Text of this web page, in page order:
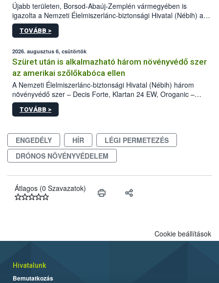
Újabb területen, Borsod-Abaúj-Zemplén vármegyében is
igazolta a Nemzeti Élelmiszerlánc-biztonsági Hivatal (Nébih) a
kőrisrontó karcsúdíszbogár (Agrilus planipennis) jelenlétét. A
kártevőt nem csak színcsapdában találták meg, de már fertőzött
az intenzív felderítést, emellett az intézkedéseket a szlovák
hatósággal is összehangolják a terjedés megállítása érdekében.
TOVÁBB >
2026. augusztus 6, csütörtök
Szüret után is alkalmazható három növényvédő szer
az amerikai szőlőkabóca ellen
A Nemzeti Élelmiszerlánc-biztonsági Hivatal (Nébih) három
növényvédő szer – Decis Forte, Klartan 24 EW, Oroganic –
engedélyokiratát módosította, így azok a szüretet követően,
egészen a vesszőérettség (BBCH 91) stádiumáig
érésű szőlőkben is legyen lehetőség a károsító elleni további
védekezésre. Az Oroganic készítmény kis kiszerelésben kiskerti
felhasználók számára is elérhető és ökológiai termesztésben is
engedélyezett.
TOVÁBB >
ENGEDÉLY HÍR
LÉGI PERMETEZÉS
DRÓNOS NÖVÉNYVÉDELEM
Átlagos (0 Szavazatok)
Cookie beállítások
Hivatalunk
Bemutatkozás